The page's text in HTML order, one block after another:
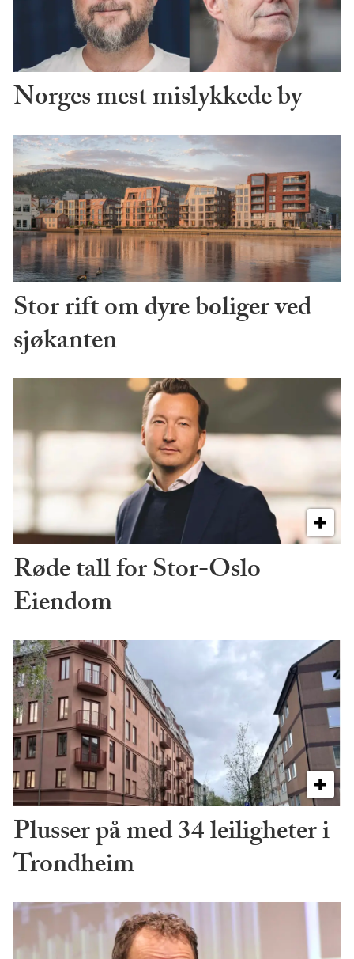
Norges mest mislykkede by
Stor rift om dyre boliger ved
sjøkanten
Røde tall for Stor-Oslo
Eiendom
Plusser på med 34 leiligheter i
Trondheim